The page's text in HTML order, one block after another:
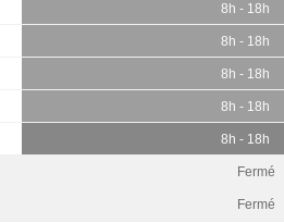
8h - 18h
8h - 18h
8h - 18h
8h - 18h
8h - 18h
Fermé
Fermé